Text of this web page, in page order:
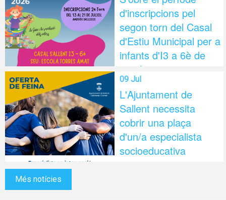
d'inscripcions pel
segon torn del Casal
d'Estiu Municipal per a
infants d'I3 a 6è de
primària
09 Jul
L'Ajuntament de
Sallent necessita
cobrir una plaça
d'un/a especialista
socioeducativa
Més notícies